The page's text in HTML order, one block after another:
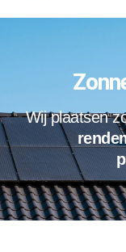
Wij plaatsen